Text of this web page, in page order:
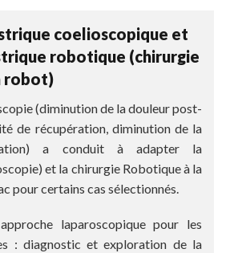
en
de
?
coelioscopique et
robotique (chirurgie
robot)
(diminution de la douleur post-
de récupération, diminution de la
a conduit à adapter la
et la chirurgie Robotique à la
pour certains cas sélectionnés.
laparoscopique pour les
: diagnostic et exploration de la